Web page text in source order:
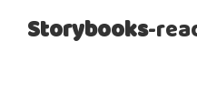
Storybooks-